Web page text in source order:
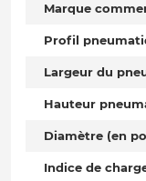
Marque
Profil
Largeur du
Hauteur
Diamètre (en
Indice de